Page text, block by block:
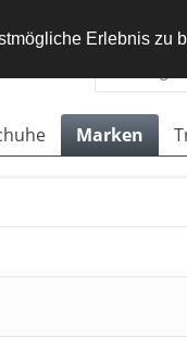
Erlebnis zu
Marken